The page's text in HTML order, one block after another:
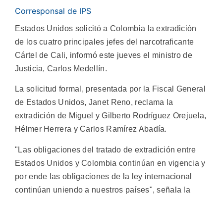
Corresponsal de IPS
Estados Unidos solicitó a Colombia la extradición
de los cuatro principales jefes del narcotraficante
Cártel de Cali, informó este jueves el ministro de
Justicia, Carlos Medellín.
La solicitud formal, presentada por la Fiscal General
de Estados Unidos, Janet Reno, reclama la
extradición de Miguel y Gilberto Rodríguez Orejuela,
Hélmer Herrera y Carlos Ramírez Abadía.
"Las obligaciones del tratado de extradición entre
Estados Unidos y Colombia continúan en vigencia y
por ende las obligaciones de la ley internacional
continúan uniendo a nuestros países", señala la